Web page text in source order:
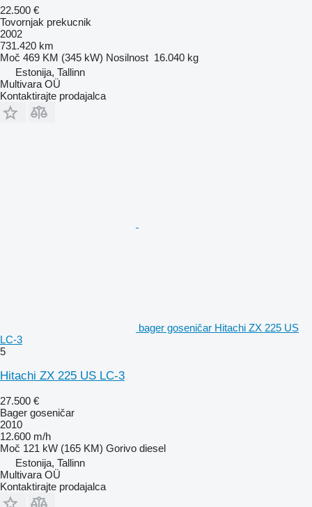
22.500 €
Tovornjak prekucnik
2002
731.420 km
Moč 469 KM (345 kW) Nosilnost 16.040 kg
Estonija, Tallinn
Multivara OÜ
Kontaktirajte prodajalca
bager goseničar Hitachi ZX 225 US
LC-3
5
Hitachi ZX 225 US LC-3
27.500 €
Bager goseničar
2010
12.600 m/h
Moč 121 kW (165 KM) Gorivo diesel
Estonija, Tallinn
Multivara OÜ
Kontaktirajte prodajalca